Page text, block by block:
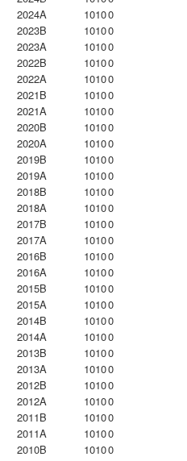
2024A
10100
2023B
10100
2023Α
10100
2022B
10100
2022A
10100
2021B
10100
2021A
10100
2020B
10100
2020A
10100
2019B
10100
2019A
10100
2018B
10100
2018A
10100
2017B
10100
2017A
10100
2016B
10100
2016A
10100
2015B
10100
2015A
10100
2014B
10100
2014A
10100
2013B
10100
2013A
10100
2012B
10100
2012A
10100
2011B
10100
2011A
10100
2010B
10100